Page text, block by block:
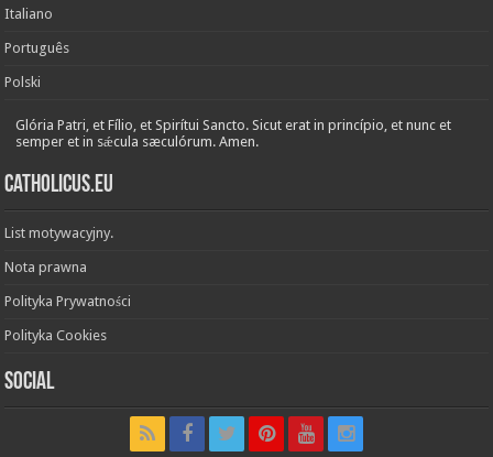
Italiano
Português
Polski
Glória Patri, et Fílio, et Spirítui Sancto. Sicut erat in princípio, et nunc et
semper et in sǽcula sæculórum. Amen.
Catholicus.eu
List motywacyjny.
Nota prawna
Polityka Prywatności
Polityka Cookies
Social